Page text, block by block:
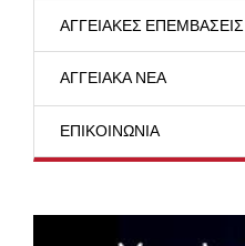
ΑΓΓΕΙΑΚΈΣ ΕΠΕΜΒΆΣΕΙΣ
ΑΓΓΕΙΑΚΆ ΝΈΑ
ΕΠΙΚΟΙΝΩΝΊΑ